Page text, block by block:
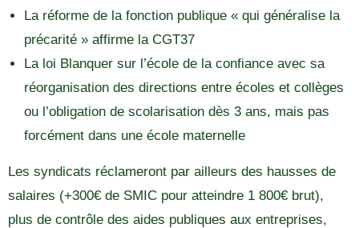
La réforme de la fonction publique « qui généralise la
précarité » affirme la CGT37
La loi Blanquer sur l’école de la confiance avec sa
réorganisation des directions entre écoles et collèges
ou l’obligation de scolarisation dès 3 ans, mais pas
forcément dans une école maternelle
Les syndicats réclameront par ailleurs des hausses de
salaires (+300€ de SMIC pour atteindre 1 800€ brut),
plus de contrôle des aides publiques aux entreprises,